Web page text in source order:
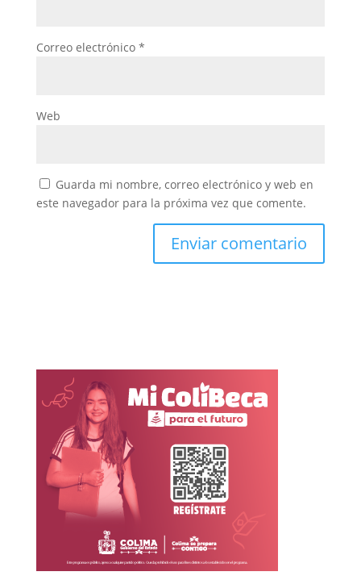
Correo electrónico *
Web
Guarda mi nombre, correo electrónico y web en
este navegador para la próxima vez que comente.